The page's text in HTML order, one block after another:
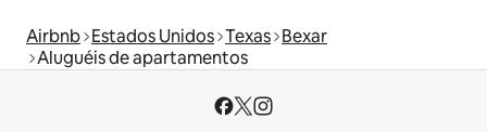
Airbnb Estados Unidos Texas Bexar
Aluguéis de apartamentos